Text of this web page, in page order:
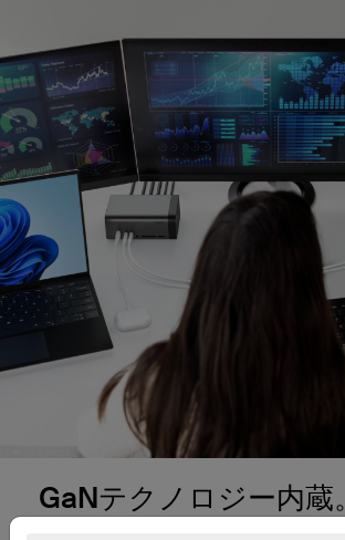
GaNテクノロジー内蔵。